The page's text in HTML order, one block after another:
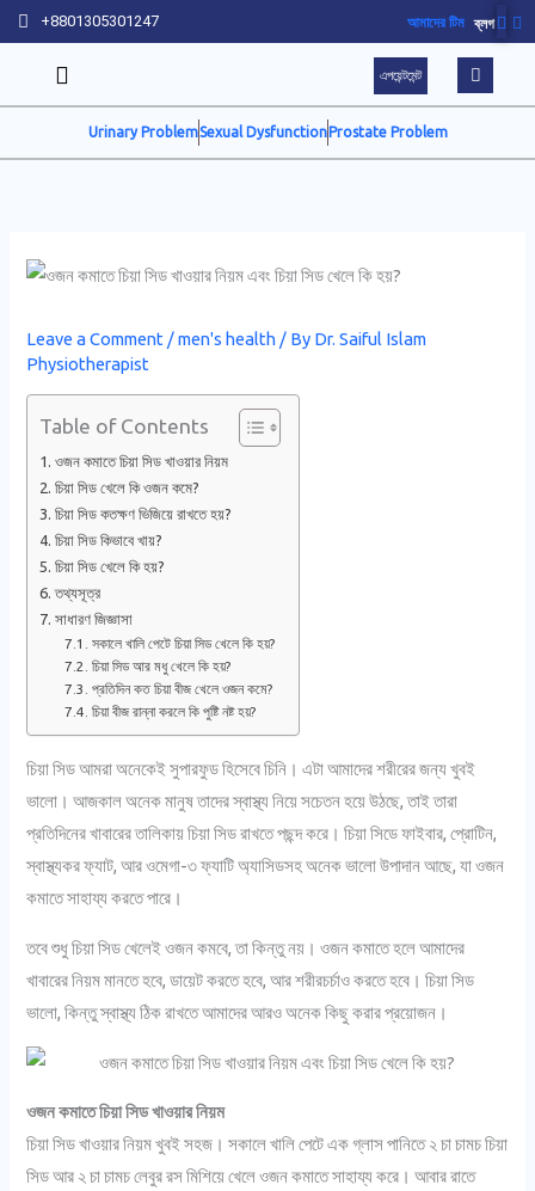
Skip
to
content
+8801305301247 আমাদের টিম ব্লগ
এপয়েন্টমেন্ট
Urinary ProblemSexual Dysfunction Prostate Problem
Leave a Comment /men's health / By Dr. Saiful Islam
Physiotherapist
Table of Contents
ওজন কমাতে চিয়া সিড খাওয়ার নিয়ম
চিয়া সিড খেলে কি ওজন কমে?
চিয়া সিড কতক্ষণ ভিজিয়ে রাখতে হয়?
চিয়া সিড কিভাবে খায়?
চিয়া সিড খেলে কি হয়?
তথ্যসূত্র
সাধারণ জিজ্ঞাসা
সকালে খালি পেটে চিয়া সিড খেলে কি হয়?
চিয়া সিড আর মধু খেলে কি হয়?
প্রতিদিন কত চিয়া বীজ খেলে ওজন কমে?
চিয়া বীজ রান্না করলে কি পুষ্টি নষ্ট হয়?
চিয়া সিড আমরা অনেকেই সুপারফুড হিসেবে চিনি। এটা আমাদের শরীরের জন্য খুবই
ভালো। আজকাল অনেক মানুষ তাদের স্বাস্থ্য নিয়ে সচেতন হয়ে উঠছে, তাই তারা
প্রতিদিনের খাবারের তালিকায় চিয়া সিড রাখতে পছন্দ করে। চিয়া সিডে ফাইবার, প্রোটিন,
স্বাস্থ্যকর ফ্যাট, আর ওমেগা-৩ ফ্যাটি অ্যাসিডসহ অনেক ভালো উপাদান আছে, যা ওজন
কমাতে সাহায্য করতে পারে।
তবে শুধু চিয়া সিড খেলেই ওজন কমবে, তা কিন্তু নয়। ওজন কমাতে হলে আমাদের
খাবারের নিয়ম মানতে হবে, ডায়েট করতে হবে, আর শরীরচর্চাও করতে হবে। চিয়া সিড
ভালো, কিন্তু স্বাস্থ্য ঠিক রাখতে আমাদের আরও অনেক কিছু করার প্রয়োজন।
ওজন কমাতে চিয়া সিড খাওয়ার নিয়ম
চিয়া সিড খাওয়ার নিয়ম খুবই সহজ। সকালে খালি পেটে এক গ্লাস পানিতে ২ চা চামচ চিয়া
সিড আর ২ চা চামচ লেবুর রস মিশিয়ে খেলে ওজন কমাতে সাহায্য করে। আবার রাতে